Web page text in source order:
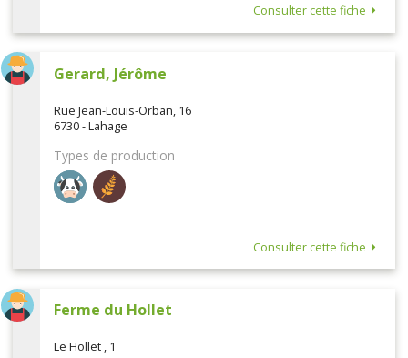
Consulter cette fiche
Gerard, Jérôme
Rue Jean-Louis-Orban, 16
6730 - Lahage
Types de production
Consulter cette fiche
Ferme du Hollet
Le Hollet , 1